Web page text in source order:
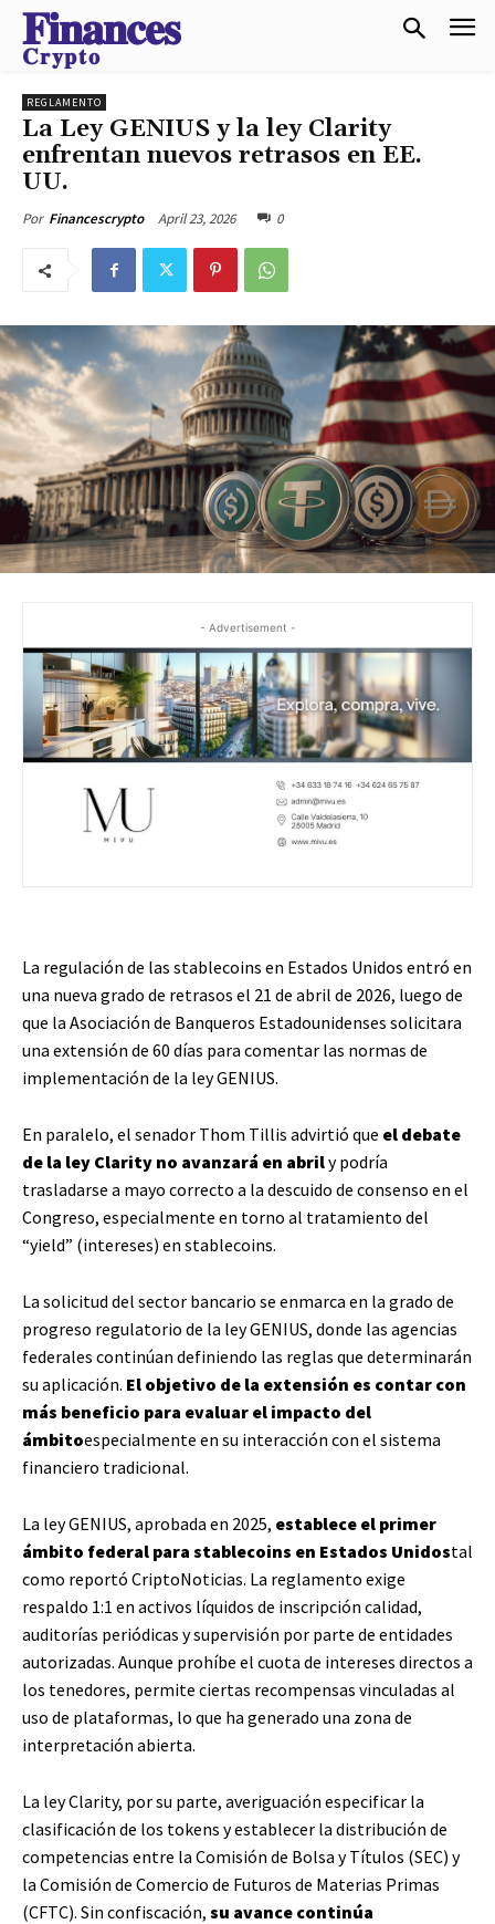
𝐅𝐢𝐧𝐚𝐧𝐜𝐞𝐬
𝐂𝐫𝐲𝐩𝐭𝐨
REGLAMENTO
La Ley GENIUS y la ley Clarity
enfrentan nuevos retrasos en EE.
UU.
Por Financescrypto April 23, 2026 0
- Advertisement -
La regulación de las stablecoins en Estados Unidos entró en
una nueva grado de retrasos el 21 de abril de 2026, luego de
que la Asociación de Banqueros Estadounidenses solicitara
una extensión de 60 días para comentar las normas de
implementación de la ley GENIUS.
En paralelo, el senador Thom Tillis advirtió que el debate
de la ley Clarity no avanzará en abrily podría
trasladarse a mayo correcto a la descuido de consenso en el
Congreso, especialmente en torno al tratamiento del
“yield” (intereses) en stablecoins.
La solicitud del sector bancario se enmarca en la grado de
progreso regulatorio de la ley GENIUS, donde las agencias
federales continúan definiendo las reglas que determinarán
su aplicación. El objetivo de la extensión es contar con
más beneficio para evaluar el impacto del
ámbitoespecialmente en su interacción con el sistema
financiero tradicional.
La ley GENIUS, aprobada en 2025, establece el primer
ámbito federal para stablecoins en Estados Unidostal
como reportó CriptoNoticias. La reglamento exige
respaldo 1:1 en activos líquidos de inscripción calidad,
auditorías periódicas y supervisión por parte de entidades
autorizadas. Aunque prohíbe el cuota de intereses directos a
los tenedores, permite ciertas recompensas vinculadas al
uso de plataformas, lo que ha generado una zona de
interpretación abierta.
La ley Clarity, por su parte, averiguación especificar la
clasificación de los tokens y establecer la distribución de
competencias entre la Comisión de Bolsa y Títulos (SEC) y
la Comisión de Comercio de Futuros de Materias Primas
(CFTC). Sin confiscación, su avance continúa